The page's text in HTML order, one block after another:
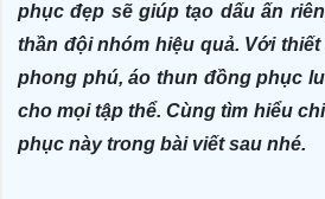
phục đẹp sẽ giúp tạo dấu ấn
thần đội nhóm hiệu quả. Với
phong phú, áo thun đồng phục
cho mọi tập thể. Cùng tìm hiểu
phục này trong bài viết sau nhé.